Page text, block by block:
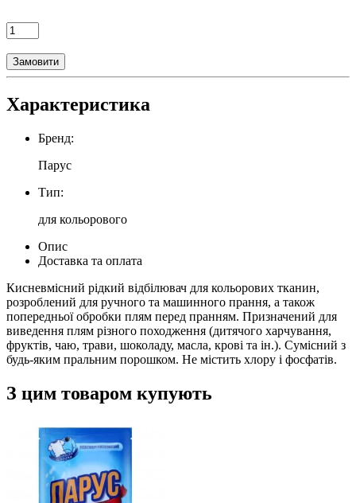
Замовити
Характеристика
Бренд:
Парус
Тип:
для кольорового
Опис
Доставка та оплата
Кисневмісний рідкий відбілювач для кольорових тканин,
розроблений для ручного та машинного прання, а також
попередньої обробки плям перед пранням. Призначений для
виведення плям різного походження (дитячого харчування,
фруктів, чаю, трави, шоколаду, масла, крові та ін.). Сумісний з
будь-яким пральним порошком. Не містить хлору і фосфатів.
З цим товаром купують